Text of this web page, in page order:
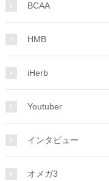
BCAA
HMB
iHerb
Youtuber
インタビュー
オメガ3